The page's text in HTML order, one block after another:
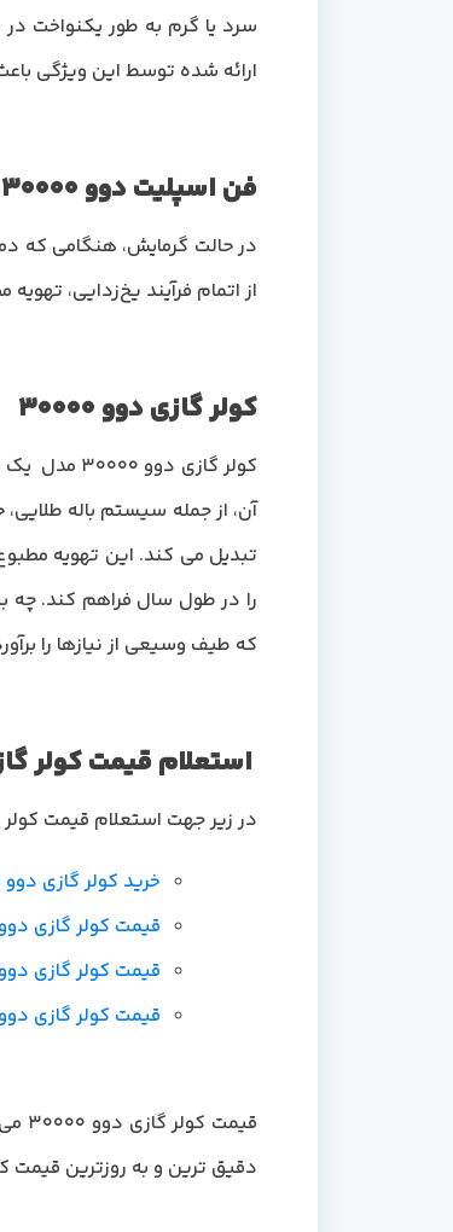
سرد یا گرم به طور یکنواخت
ارائه شده توسط این ویژگی
فن اسپلیت دوو 30000
در حالت گرمایش، هنگامی که
از اتمام فرآیند یخ‌زدایی،
کولر گازی دوو 30000
کولر
آن، از جمله سیستم باله
تبدیل می کند. این تهویه
که طیف وسیعی از نیازها را
استعلام قیمت کولر گازی دوو
در زیر جهت استعلام قیمت کولر
خرید کولر گازی دوو 9000
قیمت کولر گازی دوو
قیمت کولر گازی دوو
قیمت کولر گازی دوو
دقیق ترین و به روزترین قیمت کولر گازی دوو 30000 متناسب با پروژه خاص شما، توصیه می کنیم برای